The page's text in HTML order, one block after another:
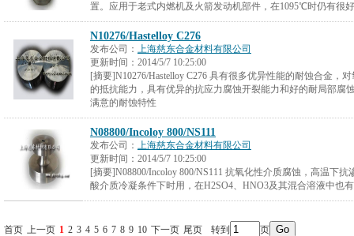
置。应用于老式内燃机及火箭发动机部件，在1095℃时仍有很
N10276/Hastelloy C276
发布公司： 上海慈东合金材料有限公司
更新时间： 2014/5/7 10:25:00
[摘要]N10276/Hastelloy C276 具有很多优异性能的耐蚀合金，
的抵抗能力，具有优异的抗应力腐蚀开裂能力和好的耐局部腐
满意的耐蚀特性
N08800/Incoloy 800/NS111
发布公司： 上海慈东合金材料有限公司
更新时间： 2014/5/7 10:25:00
[摘要]N08800/Incoloy 800/NS111 抗氧化性介质腐蚀，高温下
酸介质冷凝条件下时用，在H2SO4、HNO3及其混合溶液中也
首页 上一页 1 2 3 4 5 6 7 8 9 10 下一页 尾页 转到 页